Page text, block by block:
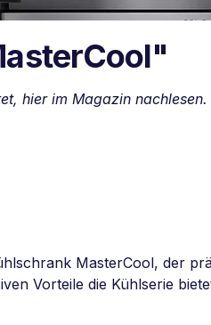
hier im Magazin nachlesen.
MasterCool, der
Vorteile die Kühlserie